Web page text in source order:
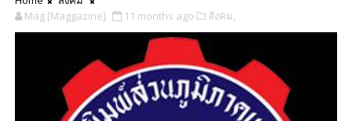
Mag [Maggazine]
11 months ago สังคม,